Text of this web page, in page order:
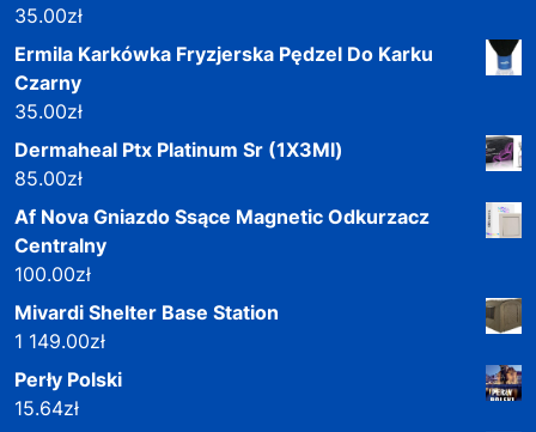
35.00zł
Ermila Karkówka Fryzjerska Pędzel Do Karku
Czarny
35.00zł
Dermaheal Ptx Platinum Sr (1X3Ml)
85.00zł
Af Nova Gniazdo Ssące Magnetic Odkurzacz
Centralny
100.00zł
Mivardi Shelter Base Station
1 149.00zł
Perły Polski
15.64zł